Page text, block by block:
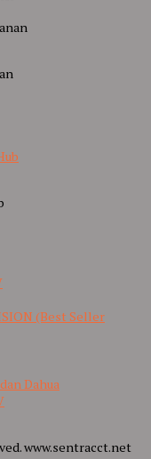
(Best Seller
Dahua
www.sentracct.net